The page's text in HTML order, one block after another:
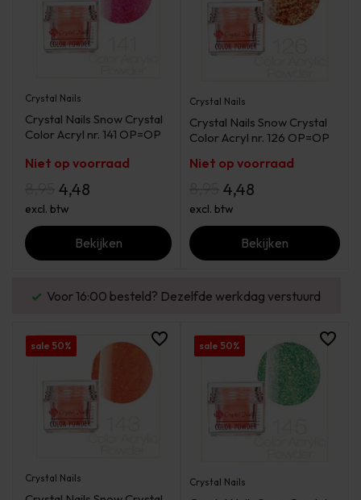
Crystal Nails
Crystal Nails Snow Crystal
Color Acryl nr. 141 OP=OP
Niet op voorraad
4,48
excl. btw
Bekijken
Crystal Nails
Crystal Nails Snow Crystal
Color Acryl nr. 126 OP=OP
Niet op voorraad
4,48
excl. btw
Bekijken
Enorm assortiment & alle bekende merken
sale 50%
Crystal Nails
sale 50%
Crystal Nails